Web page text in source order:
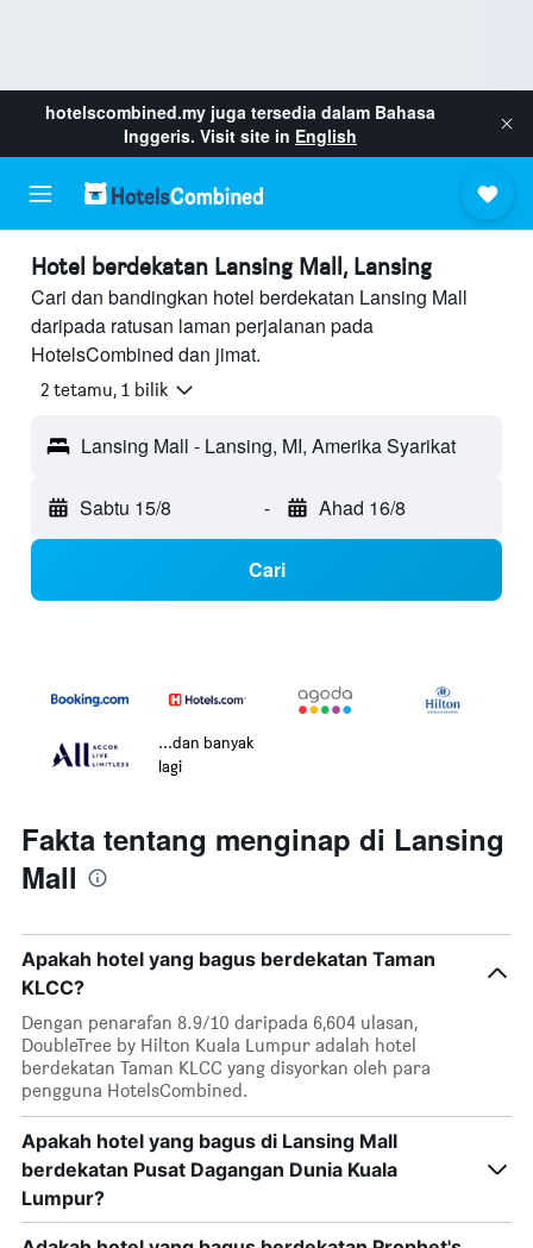
hotelscombined.my juga tersedia dalam Bahasa
Inggeris. Visit site in English
Hotel berdekatan Lansing Mall, Lansing
Cari dan bandingkan hotel berdekatan Lansing Mall
daripada ratusan laman perjalanan pada
HotelsCombined dan jimat.
2 tetamu, 1 bilik
Lansing Mall - Lansing, MI, Amerika Syarikat
Sabtu 15/8 - Ahad 16/8
Cari
...dan banyak
lagi
Fakta tentang menginap di Lansing
Mall
Apakah hotel yang bagus berdekatan Taman
KLCC?
Dengan penarafan 8.9/10 daripada 6,604 ulasan,
DoubleTree by Hilton Kuala Lumpur adalah hotel
berdekatan Taman KLCC yang disyorkan oleh para
pengguna HotelsCombined.
Apakah hotel yang bagus di Lansing Mall
berdekatan Pusat Dagangan Dunia Kuala
Lumpur?